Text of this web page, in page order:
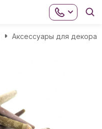
Аксессуары для декора